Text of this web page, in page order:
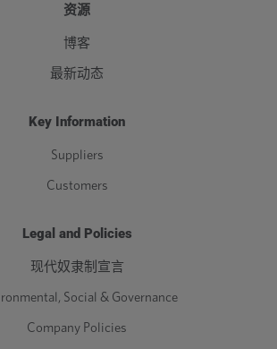
资源
博客
最新动态
Key Information
Suppliers
Customers
Legal and Policies
现代奴隶制宣言
Social & Governance
Company Policies